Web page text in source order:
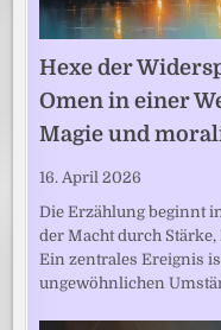
Hexe der
Omen in einer
Magie und
16. April 2026
Die Erzählung beginnt
der Macht durch
Ein zentrales Ereignis
ungewöhnlichen